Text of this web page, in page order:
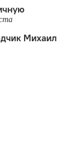
Михаил